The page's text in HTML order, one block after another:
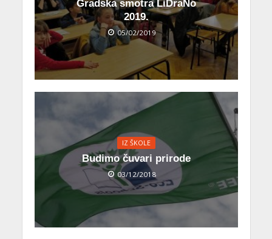
Gradska smotra LiDraNo
2019.
05/02/2019
IZ ŠKOLE
Budimo čuvari prirode
03/12/2018